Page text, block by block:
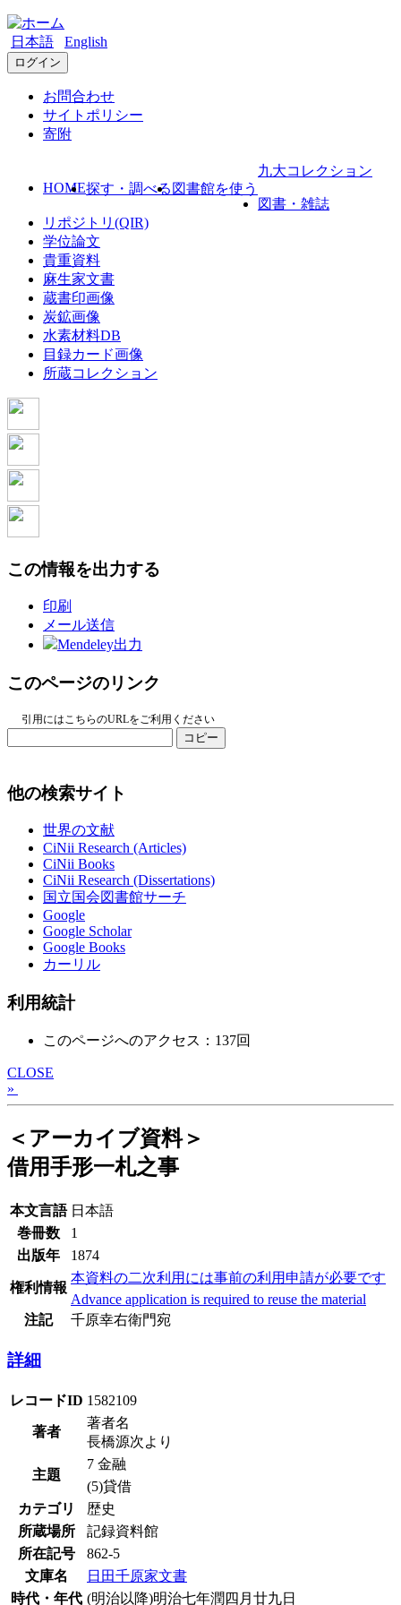
日本語 English
ログイン
お問合わせ
サイトポリシー
寄附
HOME探す・調べる 図書館を使う
九大コレクション
図書・雑誌
リポジトリ(QIR)
学位論文
貴重資料
麻生家文書
蔵書印画像
炭鉱画像
水素材料DB
目録カード画像
所蔵コレクション
この情報を出力する
印刷
メール送信
Mendeley出力
このページのリンク
引用にはこちらのURLをご利用ください
コピー
他の検索サイト
世界の文献
CiNii Research (Articles)
CiNii Books
CiNii Research (Dissertations)
国立国会図書館サーチ
Google
Google Scholar
Google Books
カーリル
利用統計
このページへのアクセス：137回
CLOSE
»
＜アーカイブ資料＞
借用手形一札之事
本文言語 日本語
巻冊数
1
出版年
1874
権利情報
本資料の二次利用には事前の利用申請が必要です
Advance application is required to reuse the material
注記
千原幸右衛門宛
詳細
レコードID 1582109
著者
著者名
長橋源次より
主題
7 金融
(5)貸借
カテゴリ
歴史
所蔵場所
記録資料館
所在記号
862-5
文庫名
日田千原家文書
時代・年代 (明治以降)明治七年潤四月廿九日